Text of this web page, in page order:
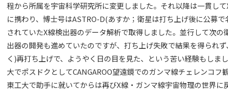
程から所属を宇宙科学研究所に変更しました。それ以降は一貫し
に携わり、博士号はASTRO-D(あすか；衛星は打ち上げ後に公募
されていたX線検出器のデータ解析で取得しました。並行して次の
出器の開発も進めていたのですが、打ち上げ失敗で結果を得られ
く)再打ち上げで、ようやく日の目を見た、という苦い経験もしま
大でポスドクとしてCANGAROO望遠鏡でのガンマ線チェレンコフ
東工大で助手に就いてからは再びX線・ガンマ線宇宙物理の世界に